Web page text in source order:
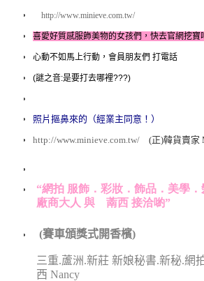
http://www.minieve.com.tw/
喜愛好質感服飾美物的女孩們，快去官網挖寶
心動不如馬上行動，會員朋友們 打電話
(謎之音:是要打去哪裡???)
照片 摳鼻來的（經業主同意！）
http://www.minieve.com.tw/(正)韓貨賣家
“網拍 服飾．彩妝．飾品．美學．
廠商大人 與 萳西 接洽喲”
(賽車頒獎式開香檳)
三重.蘆洲.新莊 新娘秘書.新秘.網
西 Nancy